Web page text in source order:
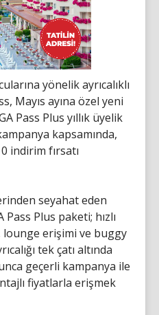
yönelik ayrıcalıklı
Mayıs ayına özel yeni
Pass Plus yıllık üyelik
kapsamında,
indirim fırsatı
seyahat eden
Plus paketi; hızlı
lounge erişimi ve buggy
tek çatı altında
geçerli kampanya ile
fiyatlarla erişmek